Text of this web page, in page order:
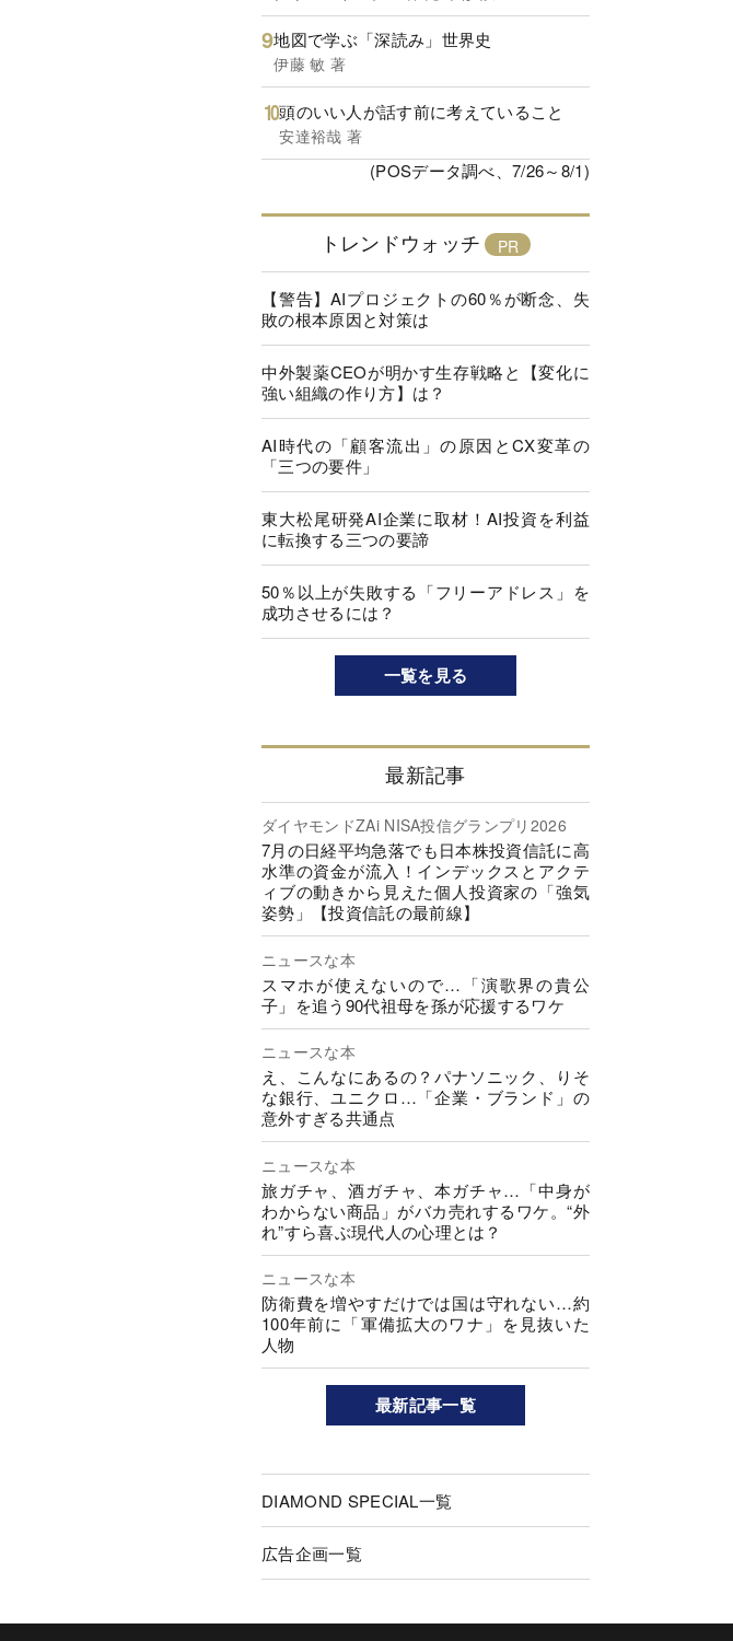
地図で学ぶ「深読み」世界史
伊藤 敏 著
頭のいい人が話す前に考えていること
安達裕哉 著
(POSデータ調べ、7/26～8/1)
トレンドウォッチ
【警告】AIプロジェクトの60％が断念、失
敗の根本原因と対策は
中外製薬CEOが明かす生存戦略と【変化に
強い組織の作り方】は？
AI時代の「顧客流出」の原因とCX変革の
「三つの要件」
東大松尾研発AI企業に取材！AI投資を利益
に転換する三つの要諦
50％以上が失敗する「フリーアドレス」を
成功させるには？
一覧を見る
最新記事
ダイヤモンドZAi NISA投信グランプリ2026
7月の日経平均急落でも日本株投資信託に高
水準の資金が流入！インデックスとアクテ
ィブの動きから見えた個人投資家の「強気
姿勢」【投資信託の最前線】
ニュースな本
スマホが使えないので…「演歌界の貴公
子」を追う90代祖母を孫が応援するワケ
ニュースな本
え、こんなにあるの？パナソニック、りそ
な銀行、ユニクロ…「企業・ブランド」の
意外すぎる共通点
ニュースな本
旅ガチャ、酒ガチャ、本ガチャ…「中身が
わからない商品」がバカ売れするワケ。“外
れ”すら喜ぶ現代人の心理とは？
ニュースな本
防衛費を増やすだけでは国は守れない…約
100年前に「軍備拡大のワナ」を見抜いた
人物
最新記事一覧
DIAMOND SPECIAL一覧
広告企画一覧